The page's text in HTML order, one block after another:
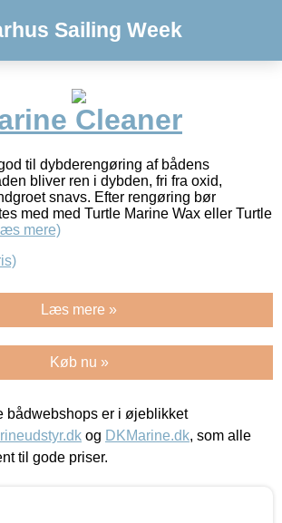
Sailing Week
Cleaner
til dybderengøring af bådens
bliver ren i dybden, fri fra oxid,
snavs. Efter rengøring bør
med med Turtle Marine Wax eller Turtle
mere)
Læs mere »
Køb nu »
bådwebshops er i øjeblikket
og DKMarine.dk, som alle
til gode priser.